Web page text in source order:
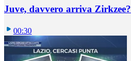
Juve, davvero arriva Zirkzee?
00:30